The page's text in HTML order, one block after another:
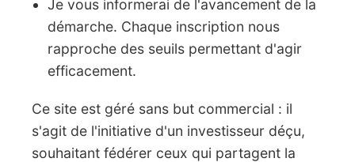
Je vous informerai de l'avancement de la
démarche. Chaque inscription nous
rapproche des seuils permettant d'agir
efficacement.
Ce site est géré sans but commercial : il
s'agit de l'initiative d'un investisseur déçu,
souhaitant fédérer ceux qui partagent la